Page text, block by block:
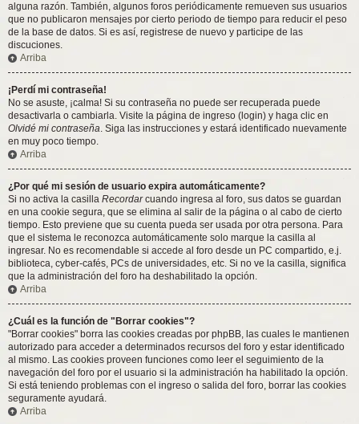
alguna razón. También, algunos foros periódicamente remueven sus usuarios
que no publicaron mensajes por cierto periodo de tiempo para reducir el peso
de la base de datos. Si es así, registrese de nuevo y participe de las
discuciones.
Arriba
¡Perdí mi contraseña!
No se asuste, ¡calma! Si su contraseña no puede ser recuperada puede
desactivarla o cambiarla. Visite la página de ingreso (login) y haga clic en
Olvidé mi contraseña. Siga las instrucciones y estará identificado nuevamente
en muy poco tiempo.
Arriba
¿Por qué mi sesión de usuario expira automáticamente?
Si no activa la casilla Recordarcuando ingresa al foro, sus datos se guardan
en una cookie segura, que se elimina al salir de la página o al cabo de cierto
tiempo. Esto previene que su cuenta pueda ser usada por otra persona. Para
que el sistema le reconozca automáticamente solo marque la casilla al
ingresar. No es recomendable si accede al foro desde un PC compartido, e.j.
biblioteca, cyber-cafés, PCs de universidades, etc. Si no ve la casilla, significa
que la administración del foro ha deshabilitado la opción.
Arriba
¿Cuál es la función de "Borrar cookies"?
"Borrar cookies" borra las cookies creadas por phpBB, las cuales le mantienen
autorizado para acceder a determinados recursos del foro y estar identificado
al mismo. Las cookies proveen funciones como leer el seguimiento de la
navegación del foro por el usuario si la administración ha habilitado la opción.
Si está teniendo problemas con el ingreso o salida del foro, borrar las cookies
seguramente ayudará.
Arriba